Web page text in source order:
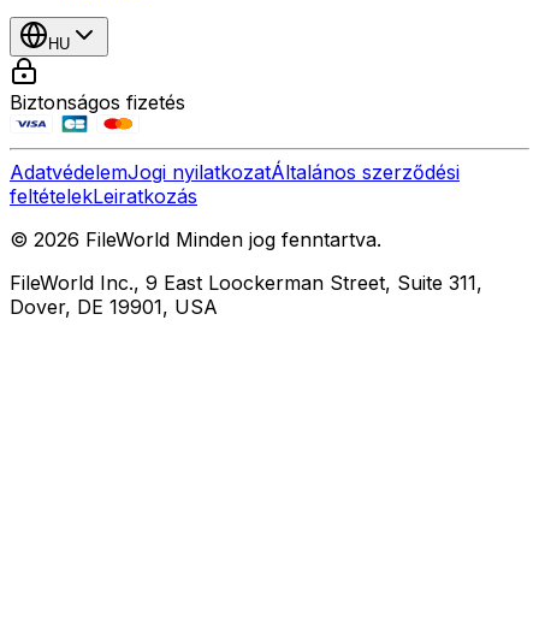
HU
Biztonságos fizetés
AdatvédelemJogi nyilatkozatÁltalános szerződési
feltételekLeiratkozás
© 2026 FileWorld Minden jog fenntartva.
FileWorld Inc., 9 East Loockerman Street, Suite 311,
Dover, DE 19901, USA